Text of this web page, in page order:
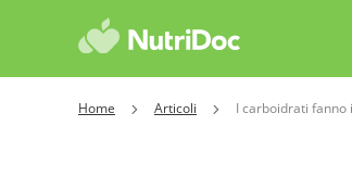
Home Articoli I carboidrati fanno